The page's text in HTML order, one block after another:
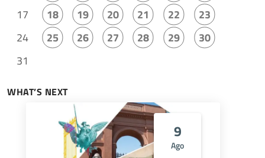
17
18 19 20 21 22
23
24
25 26 27 28 29
30
31
WHAT’S NEXT
9
Ago